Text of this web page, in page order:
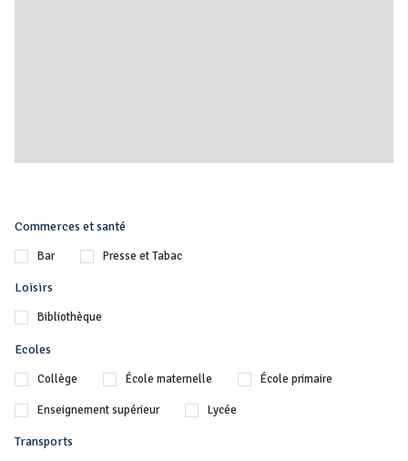
Commerces et santé
Bar Presse et Tabac
Loisirs
Bibliothèque
Ecoles
Collège École maternelle École primaire
Enseignement supérieur Lycée
Transports